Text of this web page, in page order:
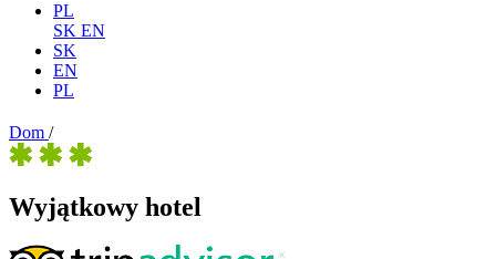
PL
SK EN
SK
EN
PL
Dom /
Wyjątkowy hotel